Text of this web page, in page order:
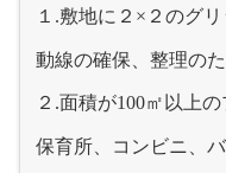
１ .敷地に２ × ２のグ
動線の確保、整理の
２ .面積が100㎡以上
保育所、コンビニ、